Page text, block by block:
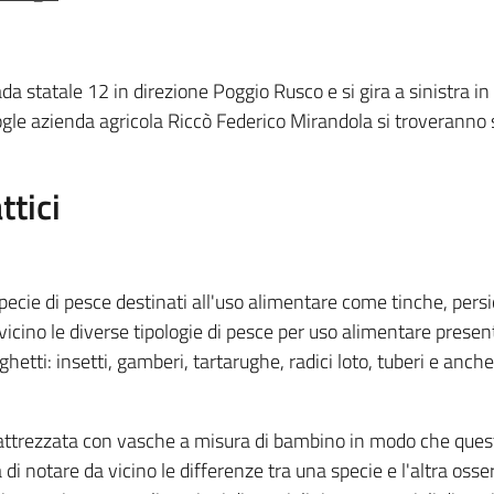
statale 12 in direzione Poggio Rusco e si gira a sinistra
azienda agricola Riccò Federico Mirandola si
di pesce destinati all'uso alimentare come tinche,
le diverse tipologie di pesce per uso alimentare
insetti, gamberi, tartarughe, radici loto, tuberi e
con vasche a misura di bambino in modo che
notare da vicino le differenze tra una specie e l'altra